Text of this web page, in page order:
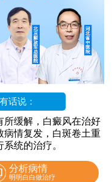
话说：
所缓解，白癜风在治好
病情复发，白斑卷土重
统的治疗。
分析病情
明明白白做治疗